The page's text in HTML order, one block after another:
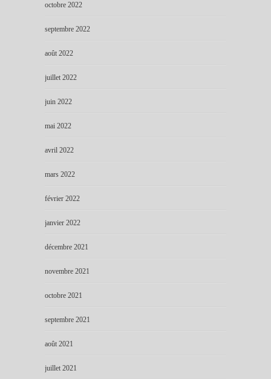
octobre 2022
septembre 2022
août 2022
juillet 2022
juin 2022
mai 2022
avril 2022
mars 2022
février 2022
janvier 2022
décembre 2021
novembre 2021
octobre 2021
septembre 2021
août 2021
juillet 2021